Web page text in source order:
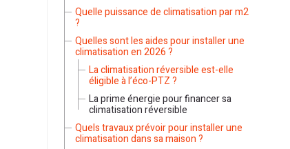
Quelle puissance de climatisation par m2
?
Quelles sont les aides pour installer une
climatisation en 2026 ?
La climatisation réversible est-elle
éligible à l’éco-PTZ ?
La prime énergie pour financer sa
climatisation réversible
Quels travaux prévoir pour installer une
climatisation dans sa maison ?